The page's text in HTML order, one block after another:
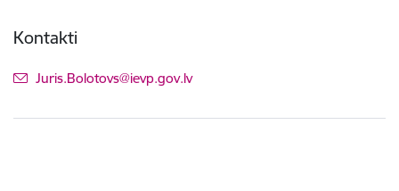
Kontakti
E-pasts:
Juris.Bolotovs@ievp.gov.lv